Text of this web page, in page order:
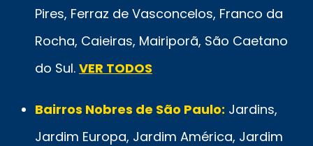
Pires, Ferraz de Vasconcelos, Franco da
Rocha, Caieiras, Mairiporã, São Caetano
do Sul. VER TODOS
Bairros Nobres de São Paulo: Jardins,
Jardim Europa, Jardim América, Jardim